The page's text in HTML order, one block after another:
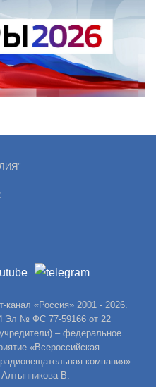
канал «Россия» 2001 - 2026.
Эл № ФС 77-59166 от 22
– федеральное
«Всероссийская
компания».
В.